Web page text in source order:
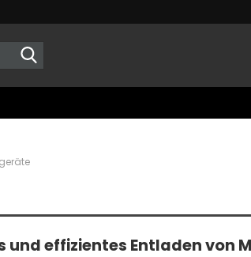
Suche...
und effizientes Entladen von